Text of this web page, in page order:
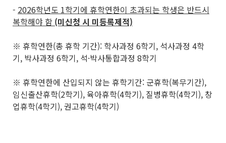
- 2026학년도 1학기에 휴학연한이 초과되는 학생은 반드시
복학해야 함 (미신청 시 미등록제적)
※ 휴학연한(총 휴학 기간): 학사과정 6학기, 석사과정 4학
기, 박사과정 6학기, 석·박사통합과정 8학기
※ 휴학연한에 산입되지 않는 휴학기간: 군휴학(복무기간),
임신출산휴학(2학기), 육아휴학(4학기), 질병휴학(4학기), 창
업휴학(4학기), 권고휴학(4학기)